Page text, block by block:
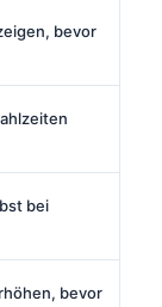
bevor
bei
bevor